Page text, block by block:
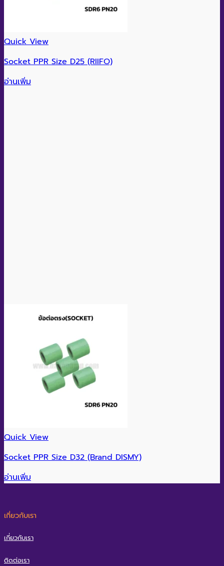
Quick View
Socket PPR Size D25 (RIIFO)
อ่านเพิ่ม
Quick View
Socket PPR Size D32 (Brand DISMY)
อ่านเพิ่ม
เกี่ยวกับเรา
เกี่ยวกับเรา
ติดต่อเรา